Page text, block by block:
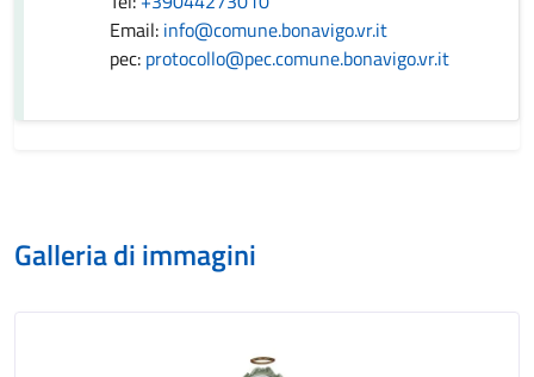
Email: info@comune.bonavigo.vr.it
pec: protocollo@pec.comune.bonavigo.vr.it
Galleria di immagini